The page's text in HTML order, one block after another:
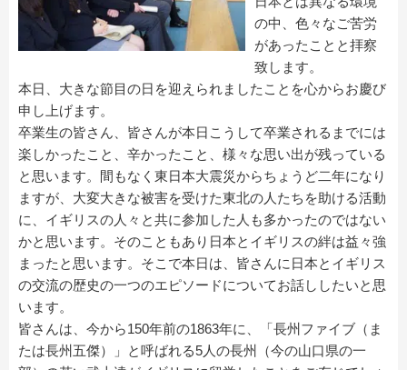
の中、色々なご苦労
があったことと拝察
致します。
本日、大きな節目の日を迎えられましたことを心からお慶び
申し上げます。
卒業生の皆さん、皆さんが本日こうして卒業されるまでには
楽しかったこと、辛かったこと、様々な思い出が残っている
と思います。間もなく東日本大震災からちょうど二年になり
ますが、大変大きな被害を受けた東北の人たちを助ける活動
に、イギリスの人々と共に参加した人も多かったのではない
かと思います。そのこともあり日本とイギリスの絆は益々強
まったと思います。そこで本日は、皆さんに日本とイギリス
の交流の歴史の一つのエピソードについてお話ししたいと思
います。
皆さんは、今から150年前の1863年に、「長州ファイブ（ま
たは長州五傑）」と呼ばれる5人の長州（今の山口県の一